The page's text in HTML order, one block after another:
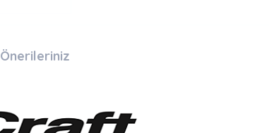
Önerileriniz